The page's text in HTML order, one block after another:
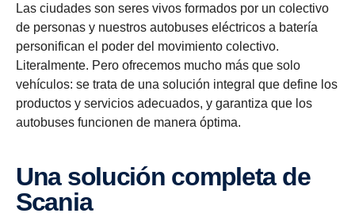
Las ciudades son seres vivos formados por un colectivo
de personas y nuestros autobuses eléctricos a batería
personifican el poder del movimiento colectivo.
Literalmente. Pero ofrecemos mucho más que solo
vehículos: se trata de una solución integral que define los
productos y servicios adecuados, y garantiza que los
autobuses funcionen de manera óptima.
Una solución completa de
Scania